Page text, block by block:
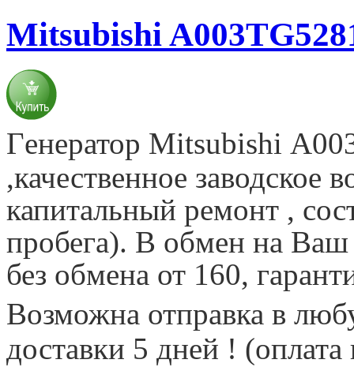
Mitsubishi
Генератор Mitsubishi
,качественное заводское
капитальный ремонт ,
пробега). В обмен на
без обмена от 160,
Возможна отправка в
доставки 5 дней !